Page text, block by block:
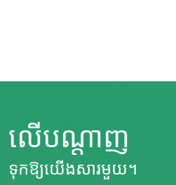
លើបណ្តាញ
ទុកឱ្យយើងសារមួយ។